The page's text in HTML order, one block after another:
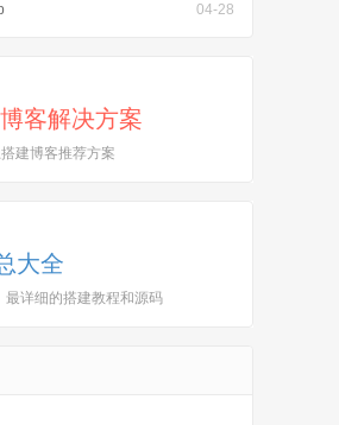
04-28
客解决方案
建博客推荐方案
大全
最详细的搭建教程和源码